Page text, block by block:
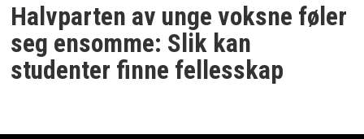
Halvparten av unge voksne føler
seg ensomme: Slik kan
studenter finne fellesskap